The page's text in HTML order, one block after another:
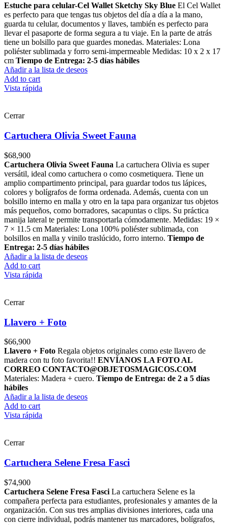
Estuche para celular-Cel Wallet Sketchy Sky Blue El Cel Wallet
es perfecto para que tengas tus objetos del día a día a la mano,
guarda tu celular, documentos y llaves, también es perfecto para
llevar el pasaporte de forma segura a tu viaje. En la parte de atrás
tiene un bolsillo para que guardes monedas. Materiales: Lona
poliéster sublimada y forro semi-impermeable Medidas: 10 x 2 x 17
cm Tiempo de Entrega: 2-5 días hábiles
Añadir a la lista de deseos
Add to cart
Vista rápida
Cerrar
Cartuchera Olivia Sweet Fauna
$68,900
Cartuchera Olivia Sweet Fauna La cartuchera Olivia es super
versátil, ideal como cartuchera o como cosmetiquera. Tiene un
amplio compartimento principal, para guardar todos tus lápices,
colores y bolígrafos de forma ordenada. Además, cuenta con un
bolsillo interno en malla y otro en la tapa para organizar tus objetos
más pequeños, como borradores, sacapuntas o clips. Su práctica
manija lateral te permite transportarla cómodamente. Medidas: 19 ×
7 × 11.5 cm Materiales: Lona 100% poliéster sublimada, con
bolsillos en malla y vinilo traslúcido, forro interno. Tiempo de
Entrega: 2-5 días hábiles
Añadir a la lista de deseos
Add to cart
Vista rápida
Cerrar
Llavero + Foto
$66,900
Llavero + Foto Regala objetos originales como este llavero de
madera con tu foto favorita!! ENVÍANOS LA FOTO AL
CORREO CONTACTO@OBJETOSMAGICOS.COM
Materiales: Madera + cuero. Tiempo de Entrega: de 2 a 5 días
hábiles
Añadir a la lista de deseos
Add to cart
Vista rápida
Cerrar
Cartuchera Selene Fresa Fasci
$74,900
Cartuchera Selene Fresa Fasci La cartuchera Selene es la
compañera perfecta para estudiantes, profesionales y amantes de la
organización. Con sus tres amplias divisiones interiores, cada una
con cierre individual, podrás mantener tus marcadores, bolígrafos,